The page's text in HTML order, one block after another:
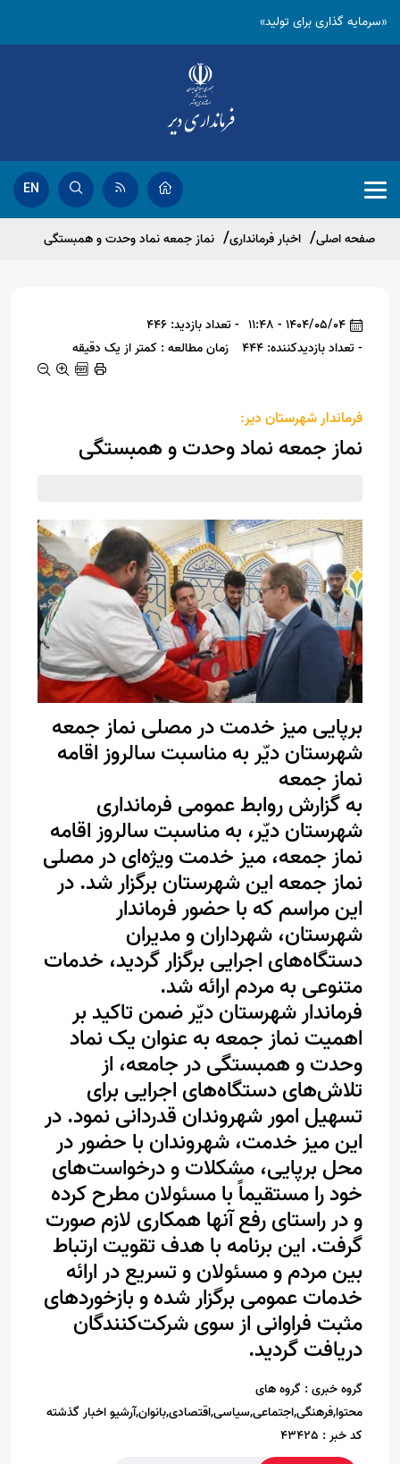
«سرمایه گذاری برای تولید»
EN
صفحه اصلی اخبار فرمانداری نماز جمعه نماد وحدت و همبستگی
1404/05/04 - 11:48
- تعداد بازدید: 446
- تعداد بازدیدکننده: 444
زمان مطالعه : کمتر از یک دقیقه
فرماندار شهرستان دیر:
نماز جمعه نماد وحدت و همبستگی
برپایی میز خدمت در مصلی نماز جمعه
شهرستان دیّر به مناسبت سالروز اقامه
نماز جمعه
به گزارش روابط عمومی فرمانداری
شهرستان دیّر، به مناسبت سالروز اقامه
نماز جمعه، میز خدمت ویژه‌ای در مصلی
نماز جمعه این شهرستان برگزار شد. در
این مراسم که با حضور فرماندار
شهرستان، شهرداران و مدیران
دستگاه‌های اجرایی برگزار گردید، خدمات
متنوعی به مردم ارائه شد.
فرماندار شهرستان دیّر ضمن تاکید بر
اهمیت نماز جمعه به عنوان یک نماد
وحدت و همبستگی در جامعه، از
تلاش‌های دستگاه‌های اجرایی برای
تسهیل امور شهروندان قدردانی نمود. در
این میز خدمت، شهروندان با حضور در
محل برپایی، مشکلات و درخواست‌های
خود را مستقیماً با مسئولان مطرح کرده
و در راستای رفع آنها همکاری لازم صورت
گرفت. این برنامه با هدف تقویت ارتباط
بین مردم و مسئولان و تسریع در ارائه
خدمات عمومی برگزار شده و بازخوردهای
مثبت فراوانی از سوی شرکت‌کنندگان
دریافت گردید.
گروه خبری : گروه های
محتوا,فرهنگی,اجتماعی,سیاسی,اقتصادی,بانوان,آرشیو اخبار گذشته
کد خبر : 43425